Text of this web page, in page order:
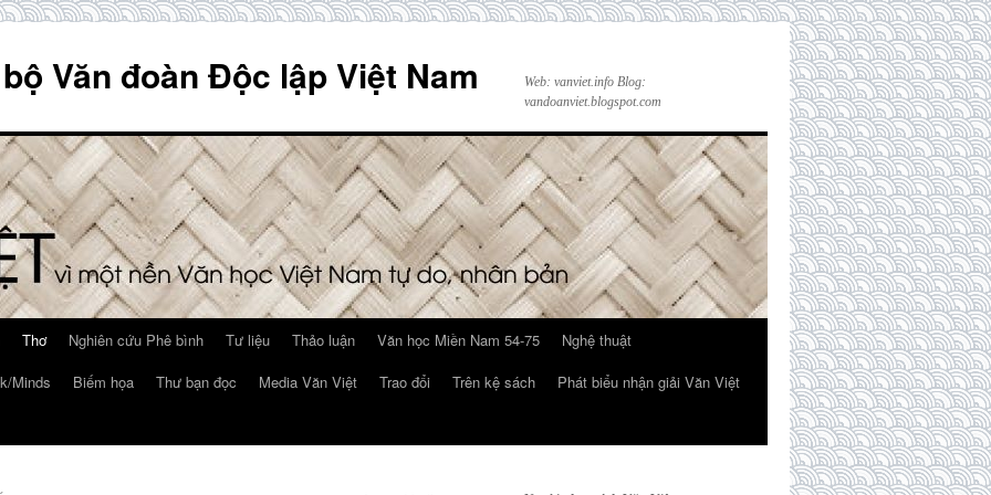
Văn đoàn Độc lập Việt Nam
Web: vanviet.info Blog:
vandoanviet.blogspot.com
Thơ Nghiên cứu Phê bình Tư liệu Thảo luận Văn học Miền Nam 54-75
Nghệ thuật
Minds Biếm họa Thư bạn đọc Media Văn Việt Trao đổi Trên kệ sách
Phát biểu nhận giải Văn Việt